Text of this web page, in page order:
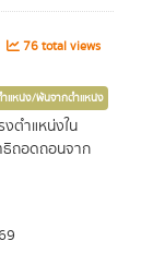
76 total views
ำแหน่ง/พ้นจากตำแหน่ง
ตำแหน่งใน
ธิถอดถอนจาก